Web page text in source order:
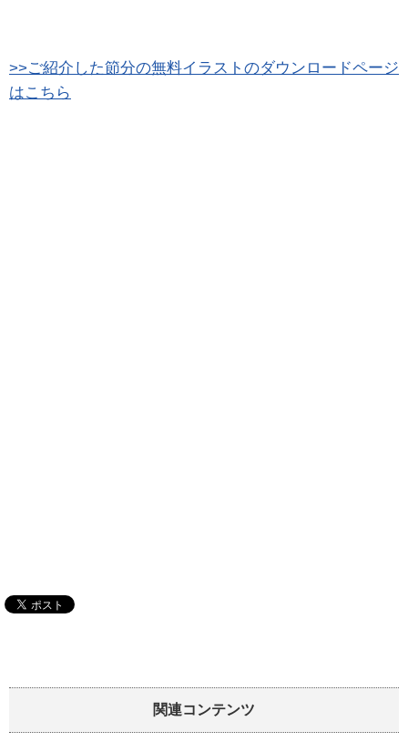
>>ご紹介した節分の無料イラストのダウンロードページ
はこちら
関連コンテンツ